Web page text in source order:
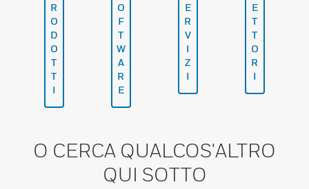
R
O
D
O
T
T
I
O
F
T
W
A
R
E
E
R
V
I
Z
I
E
T
T
O
R
I
O CERCA QUALCOS'ALTRO
QUI SOTTO